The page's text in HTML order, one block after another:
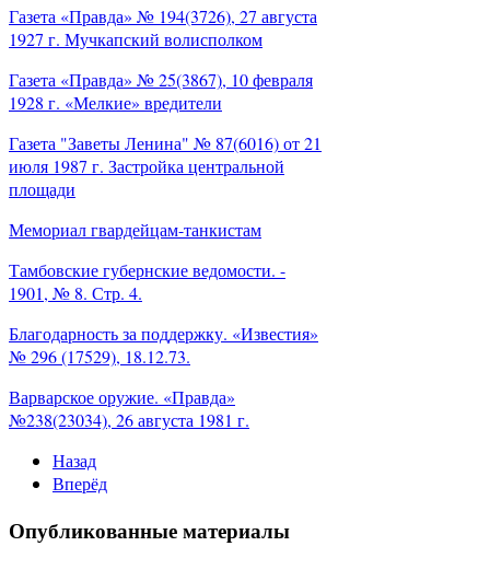
Газета «Правда» № 194(3726), 27 августа
1927 г. Мучкапский волисполком
Газета «Правда» № 25(3867), 10 февраля
1928 г. «Мелкие» вредители
Газета "Заветы Ленина" № 87(6016) от 21
июля 1987 г. Застройка центральной
площади
Мемориал гвардейцам-танкистам
Тамбовские губернские ведомости. -
1901, № 8. Стр. 4.
Благодарность за поддержку. «Известия»
№ 296 (17529), 18.12.73.
Варварское оружие. «Правда»
№238(23034), 26 августа 1981 г.
Назад
Вперёд
Опубликованные материалы